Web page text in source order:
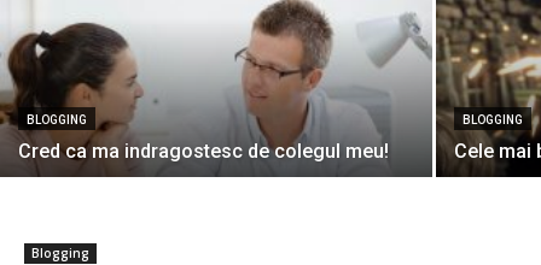
BLOGGING
Cred ca ma indragostesc de colegul meu!
BLOGGING
Cele mai
Blogging